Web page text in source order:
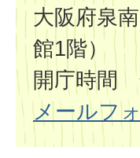
大阪府泉
館1階）
開庁時間
メールフ